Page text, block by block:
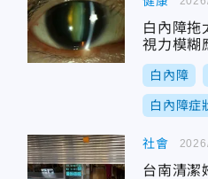
白內障拖
視力模糊
白內障
白內障症
社會
台南清